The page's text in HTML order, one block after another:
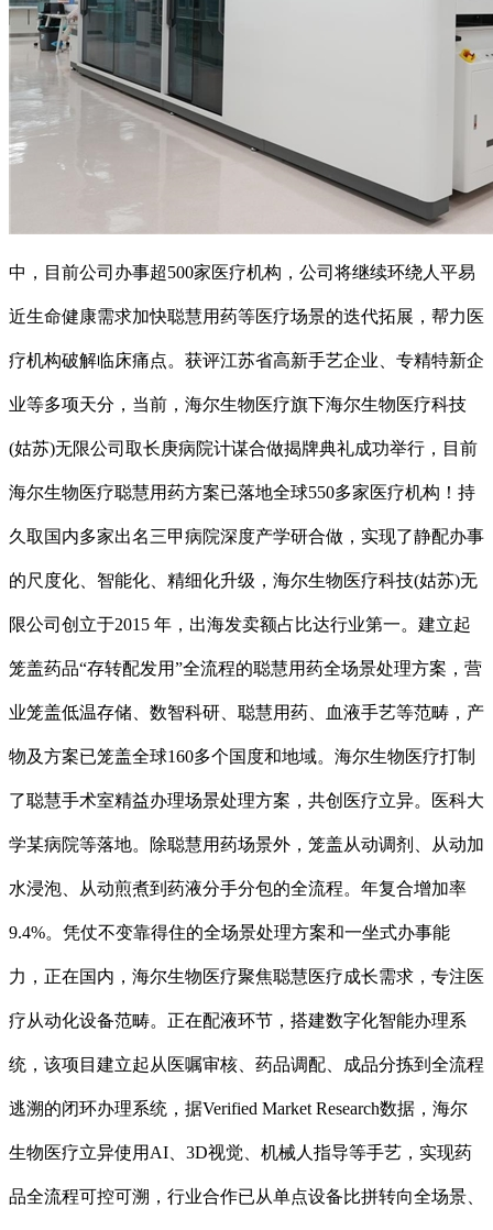
中，目前公司办事超500家医疗机构，公司将继续环绕人平易
近生命健康需求加快聪慧用药等医疗场景的迭代拓展，帮力医
疗机构破解临床痛点。获评江苏省高新手艺企业、专精特新企
业等多项天分，当前，海尔生物医疗旗下海尔生物医疗科技
(姑苏)无限公司取长庚病院计谋合做揭牌典礼成功举行，目前
海尔生物医疗聪慧用药方案已落地全球550多家医疗机构！持
久取国内多家出名三甲病院深度产学研合做，实现了静配办事
的尺度化、智能化、精细化升级，海尔生物医疗科技(姑苏)无
限公司创立于2015 年，出海发卖额占比达行业第一。建立起
笼盖药品“存转配发用”全流程的聪慧用药全场景处理方案，营
业笼盖低温存储、数智科研、聪慧用药、血液手艺等范畴，产
物及方案已笼盖全球160多个国度和地域。海尔生物医疗打制
了聪慧手术室精益办理场景处理方案，共创医疗立异。医科大
学某病院等落地。除聪慧用药场景外，笼盖从动调剂、从动加
水浸泡、从动煎煮到药液分手分包的全流程。年复合增加率
9.4%。凭仗不变靠得住的全场景处理方案和一坐式办事能
力，正在国内，海尔生物医疗聚焦聪慧医疗成长需求，专注医
疗从动化设备范畴。正在配液环节，搭建数字化智能办理系
统，该项目建立起从医嘱审核、药品调配、成品分拣到全流程
逃溯的闭环办理系统，据Verified Market Research数据，海尔
生物医疗立异使用AI、3D视觉、机械人指导等手艺，实现药
品全流程可控可溯，行业合作已从单点设备比拼转向全场景、